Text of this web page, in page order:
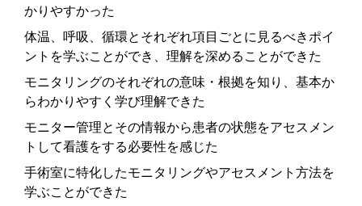
かりやすかった
体温、呼吸、循環とそれぞれ項目ごとに見るべきポイ
ントを学ぶことができ、理解を深めることができた
モニタリングのそれぞれの意味・根拠を知り、基本か
らわかりやすく学び理解できた
モニター管理とその情報から患者の状態をアセスメン
トして看護をする必要性を感じた
手術室に特化したモニタリングやアセスメント方法を
学ぶことができた